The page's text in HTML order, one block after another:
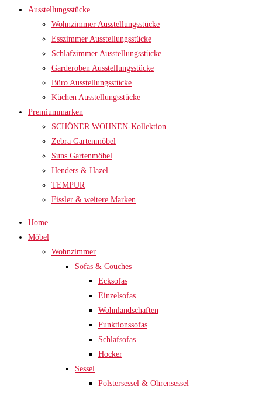
Ausstellungsstücke
Wohnzimmer Ausstellungsstücke
Esszimmer Ausstellungsstücke
Schlafzimmer Ausstellungsstücke
Garderoben Ausstellungsstücke
Büro Ausstellungsstücke
Küchen Ausstellungsstücke
Premiummarken
SCHÖNER WOHNEN-Kollektion
Zebra Gartenmöbel
Suns Gartenmöbel
Henders & Hazel
TEMPUR
Fissler & weitere Marken
Home
Möbel
Wohnzimmer
Sofas & Couches
Ecksofas
Einzelsofas
Wohnlandschaften
Funktionssofas
Schlafsofas
Hocker
Sessel
Polstersessel & Ohrensessel